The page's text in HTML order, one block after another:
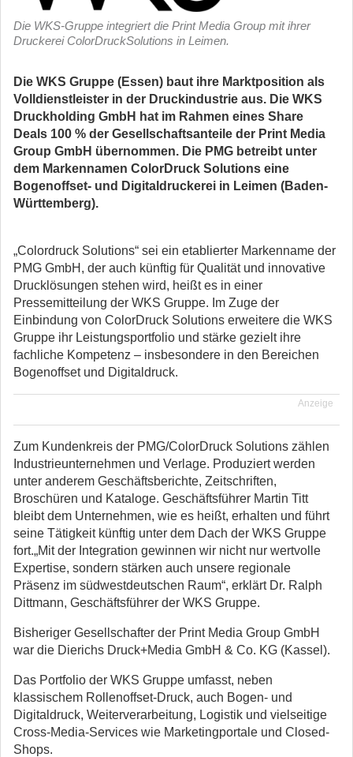
Die WKS-Gruppe integriert die Print Media Group mit ihrer
Druckerei ColorDruckSolutions in Leimen.
Die WKS Gruppe (Essen) baut ihre Marktposition als
Volldienstleister in der Druckindustrie aus. Die WKS
Druckholding GmbH hat im Rahmen eines Share
Deals 100 % der Gesellschaftsanteile der Print Media
Group GmbH übernommen. Die PMG betreibt unter
dem Markennamen ColorDruck Solutions eine
Bogenoffset- und Digitaldruckerei in Leimen (Baden-
Württemberg).
„Colordruck Solutions“ sei ein etablierter Markenname der
PMG GmbH, der auch künftig für Qualität und innovative
Drucklösungen stehen wird, heißt es in einer
Pressemitteilung der WKS Gruppe. Im Zuge der
Einbindung von ColorDruck Solutions erweitere die WKS
Gruppe ihr Leistungsportfolio und stärke gezielt ihre
fachliche Kompetenz – insbesondere in den Bereichen
Bogenoffset und Digitaldruck.
Anzeige
Zum Kundenkreis der PMG/ColorDruck Solutions zählen
Industrieunternehmen und Verlage. Produziert werden
unter anderem Geschäftsberichte, Zeitschriften,
Broschüren und Kataloge. Geschäftsführer Martin Titt
bleibt dem Unternehmen, wie es heißt, erhalten und führt
seine Tätigkeit künftig unter dem Dach der WKS Gruppe
fort.„Mit der Integration gewinnen wir nicht nur wertvolle
Expertise, sondern stärken auch unsere regionale
Präsenz im südwestdeutschen Raum“, erklärt Dr. Ralph
Dittmann, Geschäftsführer der WKS Gruppe.
Bisheriger Gesellschafter der Print Media Group GmbH
war die Dierichs Druck+Media GmbH & Co. KG (Kassel).
Das Portfolio der WKS Gruppe umfasst, neben
klassischem Rollenoffset-Druck, auch Bogen- und
Digitaldruck, Weiterverarbeitung, Logistik und vielseitige
Cross-Media-Services wie Marketingportale und Closed-
Shops.